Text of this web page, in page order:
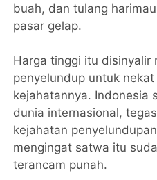
buah, dan tulang
pasar gelap.
Harga tinggi itu disinyalir
penyelundup untuk
kejahatannya. Indonesia
dunia internasional,
kejahatan
mengingat satwa itu
terancam punah.